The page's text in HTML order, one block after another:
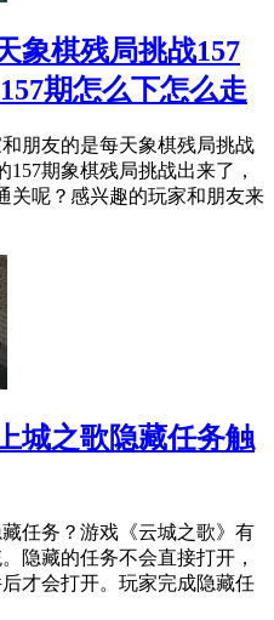
象棋残局挑战157
期怎么下怎么走
朋友的是每天象棋残局挑战
157期象棋残局挑战出来了，
关呢？感兴趣的玩家和朋友来
城之歌隐藏任务触
任务？游戏《云城之歌》有
隐藏的任务不会直接打开，
才会打开。玩家完成隐藏任